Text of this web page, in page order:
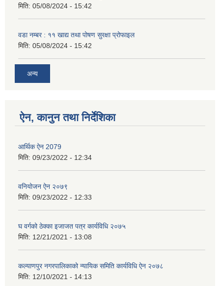
मिति: 05/08/2024 - 15:42
वडा नम्बर : ११ खाद्य तथा पोषण सुरक्षा प्रोफाइल
मिति: 05/08/2024 - 15:42
अन्य
ऐन, कानुन तथा निर्देशिका
आर्थिक ऐन 2079
मिति: 09/23/2022 - 12:34
वनियोजन ऐन २०७९
मिति: 09/23/2022 - 12:33
घ वर्गको ठेक्का इजाजत पत्र कार्यविधि २०७५
मिति: 12/21/2021 - 13:08
कल्याणपुर नगरपालिकाको न्यायिक समिति कार्यविधि ऐन २०७८
मिति: 12/10/2021 - 14:13